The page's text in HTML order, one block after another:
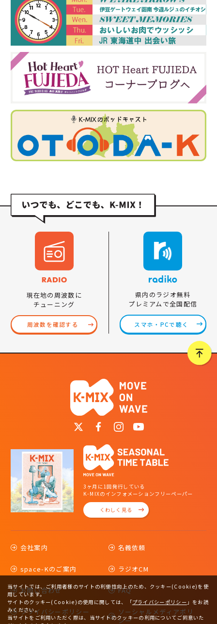
現在地の周波数に
チューニング
周波数を確認する
県内のラジオ無料
プレミアムで全国配信
スマホ・PCで聴く
3ヶ月に1回発行している
K-MIXのインフォメーションフリーペーパー
くわしく見る
会社案内 名義依頼
space-Kのご案内 ラジオCM
お問い合わせ FAQ
プライバシーポリシー
ソーシャルメディアポリ
シー
当サイトでは、ご利用者様のサイトの利便性向上のため、クッキー(Cookie)を使
用しています。
サイトのクッキー(Cookie)の使用に関しては、
「プライバシーポリシー 」をお読
みください。
当サイトをご利用いただく際は、当サイトのクッキーの利用についてご同意いた